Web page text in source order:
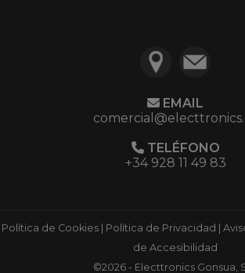
EMAIL
TELÉFONO
+34 928 11 49 83
Política de Cookies Política de Privacidad
de Accesibilidad
©2026 - Electtronics Gonsua,